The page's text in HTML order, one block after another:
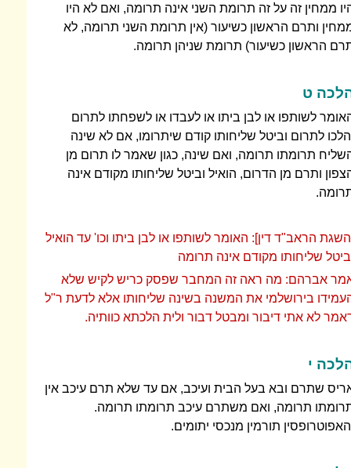
ממחין זה על זה תרומת השני אינה תרומה, ואם לא היו
ותרם הראשון כשיעור (אין תרומת השני תרומה, לא
הראשון כשיעור) תרומת שניהן תרומה.
ט
לשותפו או לבן ביתו או לעבדו או לשפחתו לתרום
לתרום וביטל שליחותו קודם שיתרומו, אם לא שינה
תרומתו תרומה, ואם שינה, כגון שאמר לו תרום מן
ותרם מן הדרום, הואיל וביטל שליחותו מקודם אינה
הראב"ד דין]: האומר לשותפו או לבן ביתו וכו' עד הואיל
שליחותו מקודם אינה תרומה
אברהם: מה ראה זה המחבר שפסק כריש לקיש שלא
בירושלמי את המשנה בשינה שליחותו אלא לדעת ר"ל
לא אתי דיבור ומבטל דבור ולית הלכתא כוותיה.
י
שתרם ובא בעל הבית ועיכב, אם עד שלא תרם עיכב אין
תרומה, ואם משתרם עיכב תרומתו תרומה.
תורמין מנכסי יתומים.